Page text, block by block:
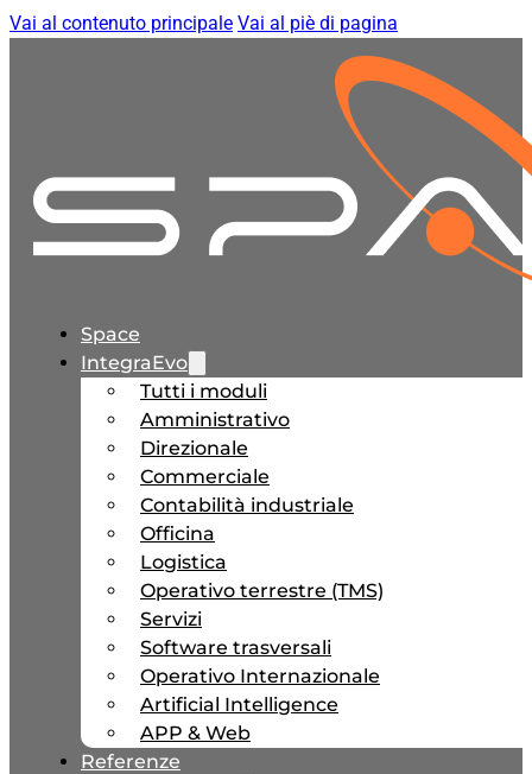
Vai al contenuto principale Vai al piè di pagina
Space
IntegraEvo
Tutti i moduli
Amministrativo
Direzionale
Commerciale
Contabilità industriale
Officina
Logistica
Operativo terrestre (TMS)
Servizi
Software trasversali
Operativo Internazionale
Artificial Intelligence
APP & Web
Referenze